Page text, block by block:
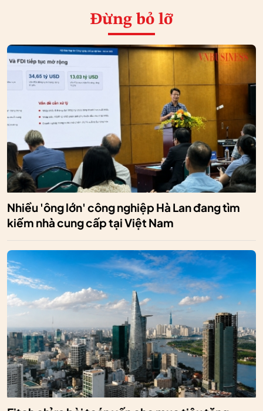
Đừng bỏ lỡ
Nhiều 'ông lớn' công nghiệp Hà Lan đang tìm
kiếm nhà cung cấp tại Việt Nam